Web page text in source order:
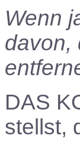
Wenn
davon,
DAS
stellst,